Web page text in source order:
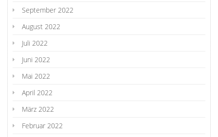
September 2022
August 2022
Juli 2022
Juni 2022
Mai 2022
April 2022
März 2022
Februar 2022